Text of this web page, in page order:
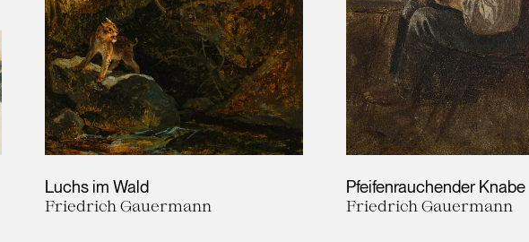
Luchs im Wald
Friedrich Gauermann
Pfeifenrauchender Knabe
Friedrich Gauermann